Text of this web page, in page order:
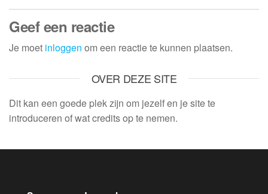
Geef een reactie
Je moet inloggen om een reactie te kunnen plaatsen.
OVER DEZE SITE
Dit kan een goede plek zijn om jezelf en je site te
introduceren of wat credits op te nemen.